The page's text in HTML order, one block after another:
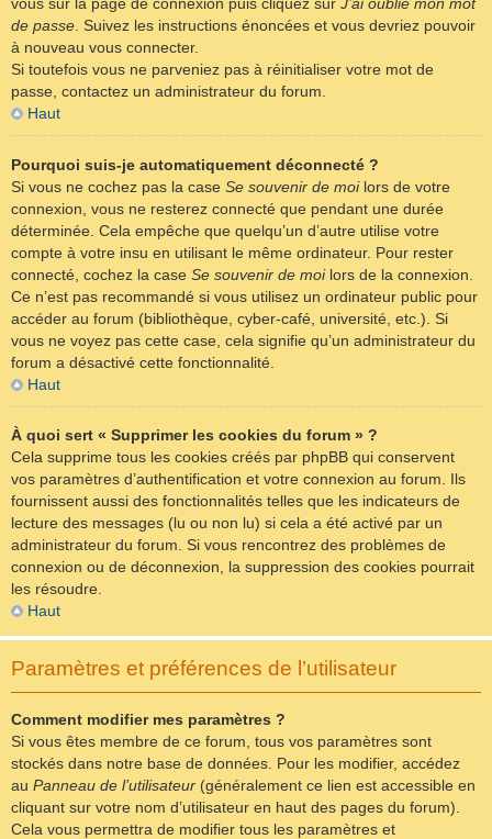
vous sur la page de connexion puis cliquez sur J’ai oublié mon mot
de passe. Suivez les instructions énoncées et vous devriez pouvoir
à nouveau vous connecter.
Si toutefois vous ne parveniez pas à réinitialiser votre mot de
passe, contactez un administrateur du forum.
Haut
Pourquoi suis-je automatiquement déconnecté ?
Si vous ne cochez pas la case Se souvenir de moilors de votre
connexion, vous ne resterez connecté que pendant une durée
déterminée. Cela empêche que quelqu’un d’autre utilise votre
compte à votre insu en utilisant le même ordinateur. Pour rester
connecté, cochez la case Se souvenir de moilors de la connexion.
Ce n’est pas recommandé si vous utilisez un ordinateur public pour
accéder au forum (bibliothèque, cyber-café, université, etc.). Si
vous ne voyez pas cette case, cela signifie qu’un administrateur du
forum a désactivé cette fonctionnalité.
Haut
À quoi sert « Supprimer les cookies du forum » ?
Cela supprime tous les cookies créés par phpBB qui conservent
vos paramètres d’authentification et votre connexion au forum. Ils
fournissent aussi des fonctionnalités telles que les indicateurs de
lecture des messages (lu ou non lu) si cela a été activé par un
administrateur du forum. Si vous rencontrez des problèmes de
connexion ou de déconnexion, la suppression des cookies pourrait
les résoudre.
Haut
Paramètres et préférences de l’utilisateur
Comment modifier mes paramètres ?
Si vous êtes membre de ce forum, tous vos paramètres sont
stockés dans notre base de données. Pour les modifier, accédez
au Panneau de l’utilisateur (généralement ce lien est accessible en
cliquant sur votre nom d’utilisateur en haut des pages du forum).
Cela vous permettra de modifier tous les paramètres et